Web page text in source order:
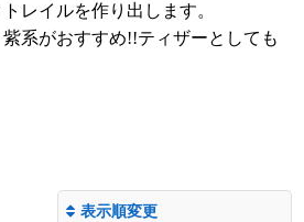
レイルを作り出します。
系がおすすめ!!ティザーとしても
表示順変更